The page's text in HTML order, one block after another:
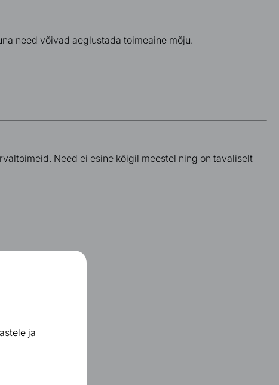
need võivad aeglustada toimeaine mõju.
Need ei esine kõigil meestel ning on tavaliselt
ja